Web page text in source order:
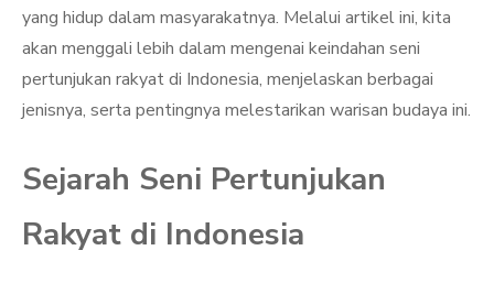
yang hidup dalam masyarakatnya. Melalui artikel ini, kita
akan menggali lebih dalam mengenai keindahan seni
pertunjukan rakyat di Indonesia, menjelaskan berbagai
jenisnya, serta pentingnya melestarikan warisan budaya ini.
Sejarah Seni Pertunjukan
Rakyat di Indonesia